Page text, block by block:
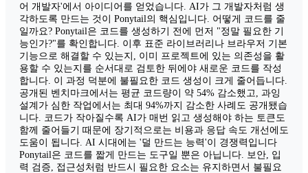
어 개발자'에서 아이디어를 얻었습니다. AI가 그 개발자처럼 생
각하도록 만드는 것이 Ponytail의 핵심입니다. 어떻게 코드를 줄
일까요? Ponytail은 코드를 생성하기 전에 먼저 "정말 필요한 기
능인가?"를 확인합니다. 이후 표준 라이브러리나 브라우저 기본
기능으로 해결할 수 있는지, 이미 프로젝트에 있는 의존성을 활
용할 수 있는지를 순서대로 검토한 뒤에야 새로운 코드를 작성
합니다. 이 과정 덕분에 불필요한 코드 생성이 크게 줄어듭니다.
공개된 벤치마크에서는 평균 코드량이 약 54% 감소했고, 과잉
설계가 심한 작업에서는 최대 94%까지 감소한 사례도 공개됐습
니다. 코드가 작아질수록 AI가 매번 읽고 생성해야 하는 토큰도
함께 줄어들기 때문에 장기적으로는 비용과 응답 속도 개선에도
도움이 됩니다. AI 시대에는 '덜 만드는 능력'이 경쟁력입니다
Ponytail은 코드를 짧게 만드는 도구일 뿐은 아닙니다. 보안, 입
력 검증, 접근성처럼 반드시 필요한 요소는 유지하면서 불필요